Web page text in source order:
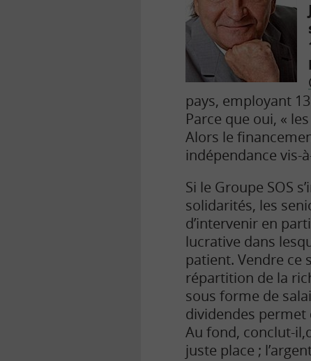
pays, employant
Parce que oui, «
Alors le
indépendance vis-
Si le Groupe SOS
solidarités, les
d’intervenir en
lucrative dans
patient. Vendre ce
répartition de la
sous forme de
dividendes permet
Au fond, conclut-
juste place ;